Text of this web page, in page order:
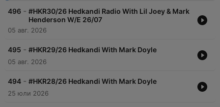
496 - #HKR30/26 Hedkandi Radio With Lil Joey & Mark
Henderson W/E 26/07
05 авг. 2026
495 - #HKR29/26 Hedkandi With Mark Doyle
05 авг. 2026
494 - #HKR28/26 Hedkandi With Mark Doyle
25 юли 2026